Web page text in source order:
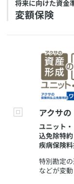
将来に向けた資金
​変額保険
アクサ
ユニット
込免除特
疾病保険
特別勘定
などが変